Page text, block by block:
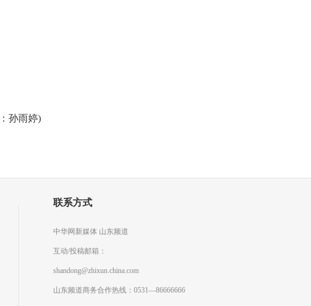
：孙雨婷)
联系方式
中华网新媒体 山东频道
互动/投稿邮箱：
shandong@zhixun.china.com
山东频道商务合作热线：0531—86666666